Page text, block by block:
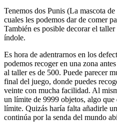
Tenemos dos Punis (La mascota
cuales les podemos dar de comer
También es posible decorar el
índole.
Es hora de adentrarnos en los
podemos recoger en una zona
al taller es de 500. Puede parecer
final del juego, donde puedes
veinte con mucha facilidad. Al
un límite de 9999 objetos, algo
límite. Quizás haría falta añadirle
continúa por la senda del mundo